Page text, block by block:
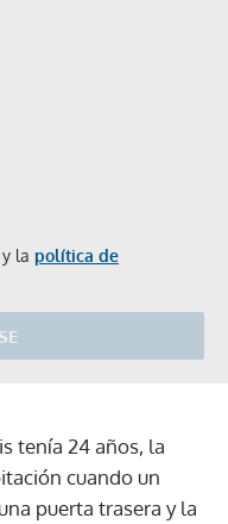
y la política de
tenía 24 años, la
cuando un
puerta trasera y la